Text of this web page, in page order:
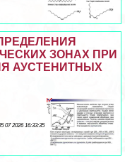
ЗОНАХ ПРИ
АУСТЕНИТНЫХ
07 2026 16:33:35